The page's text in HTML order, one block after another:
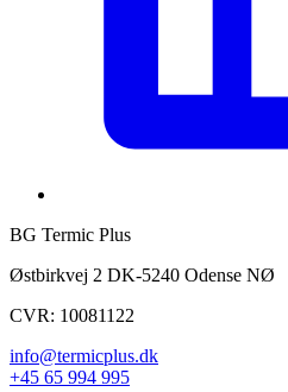
BG Termic Plus
Østbirkvej 2 DK-5240 Odense NØ
CVR: 10081122
info@termicplus.dk
+45 65 994 995